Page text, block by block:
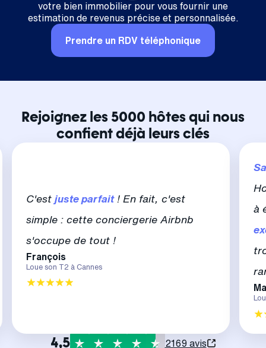
votre bien immobilier pour vous fournir une
estimation de revenus précise et personnalisée.
Prendre un RDV téléphonique
Rejoignez les 5000 hôtes qui nous
confient déjà leurs clés
C'est juste parfait! En fait, c'est
simple : cette conciergerie Airbnb
s'occupe de tout !
François
Loue son T2 à Cannes
à
4,5 2169 avis